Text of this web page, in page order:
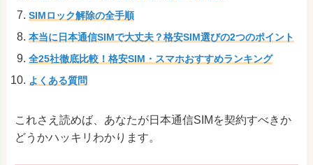
SIMロック解除の全手順
本当に日本通信SIMで大丈夫？格安SIM選びの2つのポイント
全25社徹底比較！格安SIM・スマホおすすめランキング
よくある質問
これさえ読めば、あなたが日本通信SIMを契約すべきか
どうかハッキリわかります。